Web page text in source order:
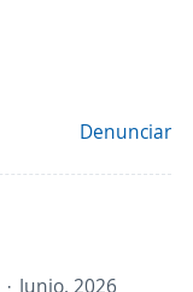
Denunciar
Junio, 2026